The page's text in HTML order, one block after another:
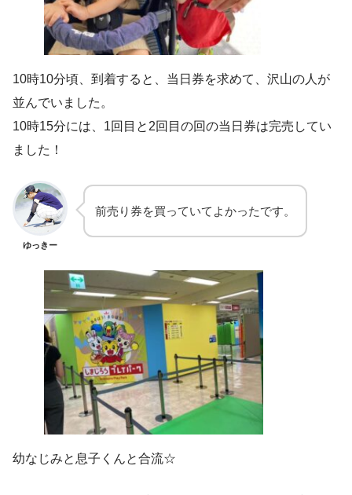
10時10分頃、到着すると、当日券を求めて、沢山の人が
並んでいました。
10時15分には、1回目と2回目の回の当日券は完売してい
ました！
ゆっきー
前売り券を買っていてよかったです。
幼なじみと息子くんと合流☆